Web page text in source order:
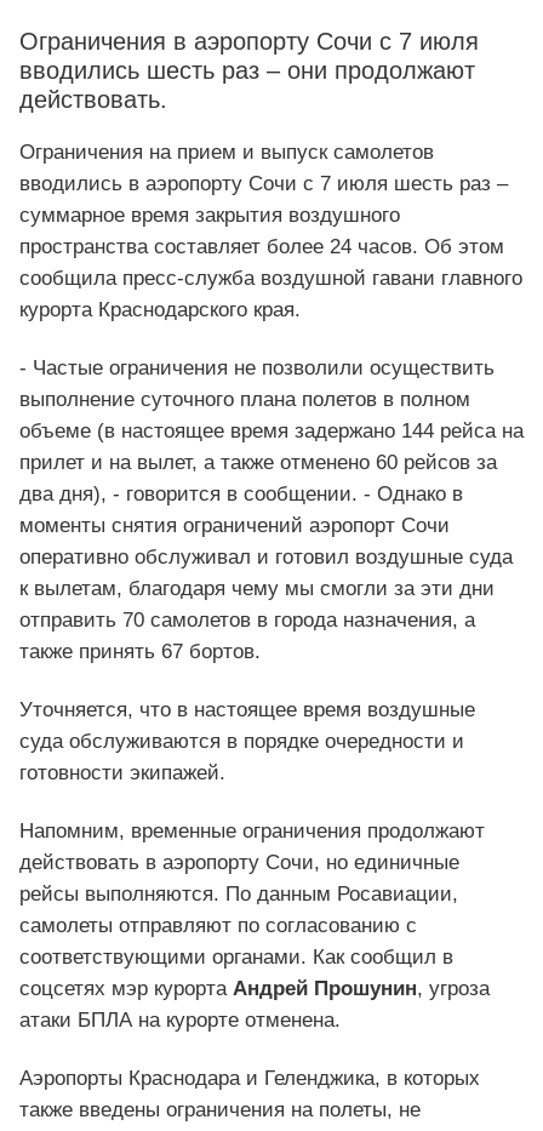
Ограничения в аэропорту Сочи с 7 июля
вводились шесть раз – они продолжают
действовать.
Ограничения на прием и выпуск самолетов
вводились в аэропорту Сочи с 7 июля шесть раз –
суммарное время закрытия воздушного
пространства составляет более 24 часов. Об этом
сообщила пресс-служба воздушной гавани главного
курорта Краснодарского края.
- Частые ограничения не позволили осуществить
выполнение суточного плана полетов в полном
объеме (в настоящее время задержано 144 рейса на
прилет и на вылет, а также отменено 60 рейсов за
два дня), - говорится в сообщении. - Однако в
моменты снятия ограничений аэропорт Сочи
оперативно обслуживал и готовил воздушные суда
к вылетам, благодаря чему мы смогли за эти дни
отправить 70 самолетов в города назначения, а
также принять 67 бортов.
Уточняется, что в настоящее время воздушные
суда обслуживаются в порядке очередности и
готовности экипажей.
Напомним, временные ограничения продолжают
действовать в аэропорту Сочи, но единичные
рейсы выполняются. По данным Росавиации,
самолеты отправляют по согласованию с
соответствующими органами. Как сообщил в
соцсетях мэр курорта Андрей Прошунин, угроза
атаки БПЛА на курорте отменена.
Аэропорты Краснодара и Геленджика, в которых
также введены ограничения на полеты, не